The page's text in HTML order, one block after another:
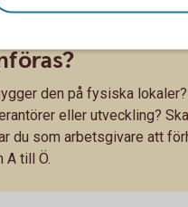
handla om när ska ni ha
det som är relevant för
den på fysiska
eller utveckling?
du som arbetsgivare att
A till Ö.